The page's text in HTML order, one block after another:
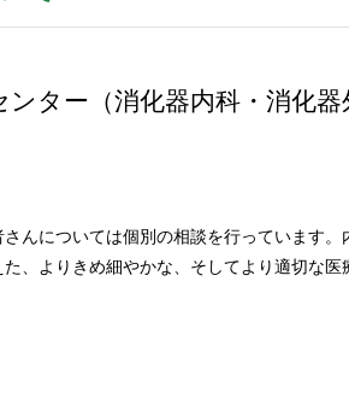
ター（消化器内科・消化器
んについては個別の相談を行っています
、よりきめ細やかな、そしてより適切な